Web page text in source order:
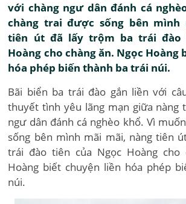
với chàng ngư dân đánh cá
chàng trai được sống bên mình
tiên út đã lấy trộm ba trái đào
Hoàng cho chàng ăn. Ngọc Hoàng
hóa phép biến thành ba trái núi.
Bãi biển ba trái đào gắn liền với
thuyết tình yêu lãng mạn giữa nàng
ngư dân đánh cá nghèo khổ. Vì
sống bên mình mãi mãi, nàng tiên
trái đào tiên của Ngọc Hoàng cho
Hoàng biết chuyện liền hóa phép
núi.